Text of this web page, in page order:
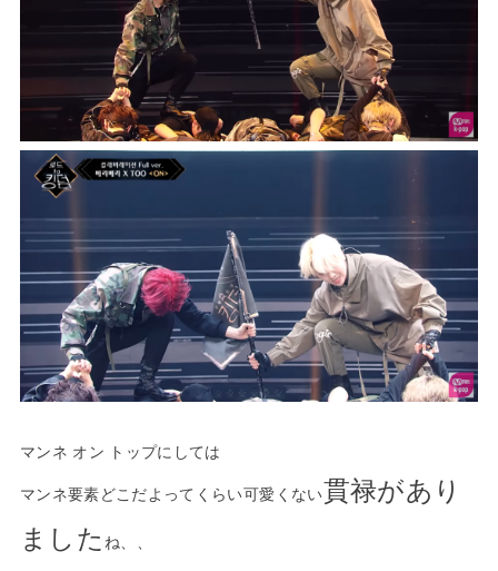
マンネ オン トップにしては
マンネ要素どこだよってくらい可愛くない貫禄があり
ました ね、、